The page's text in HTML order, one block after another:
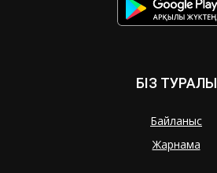
БІЗ ТУРАЛЫ
Байланыс
Жарнама